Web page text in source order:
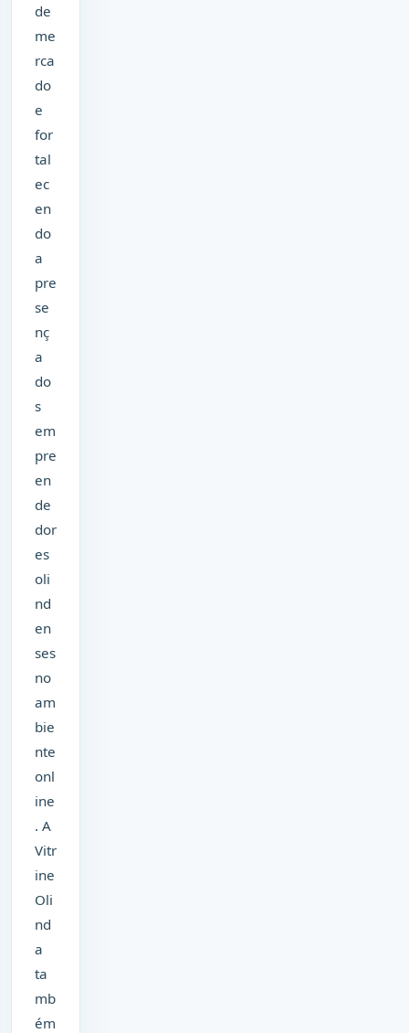
de
me
rca
do
e
for
tal
ec
en
do
a
pre
se
nç
a
do
s
em
pre
en
de
dor
es
oli
nd
en
ses
no
am
bie
nte
onl
ine
. A
Vitr
ine
Oli
nd
a
ta
mb
ém